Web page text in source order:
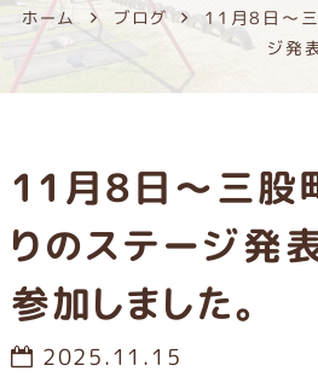
ホーム ブログ
11月8日～三
ジ発
11月8日～三股
りのステージ発
参加しました。
2025.11.15